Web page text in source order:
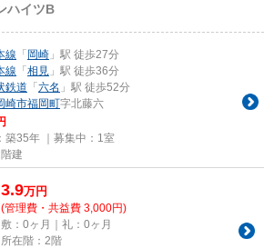
ハイツB
線 「 岡崎 」駅 徒歩27分
線 「 相見 」駅 徒歩36分
鉄道 「 六名 」駅 徒歩52分
崎市福岡町字北藤六
築35年 ｜募集中： 1室
建
3.9万円
(管理費・共益費 3,000円)
敷：0ヶ月｜礼：0ヶ月
所在階：2階